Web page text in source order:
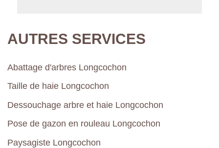
AUTRES SERVICES
Abattage d'arbres Longcochon
Taille de haie Longcochon
Dessouchage arbre et haie Longcochon
Pose de gazon en rouleau Longcochon
Paysagiste Longcochon